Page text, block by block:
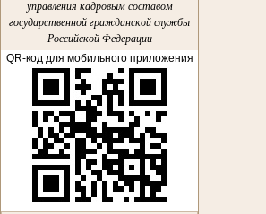
управления кадровым составом
государственной гражданской службы
Российской Федерации
QR-код для мобильного приложения